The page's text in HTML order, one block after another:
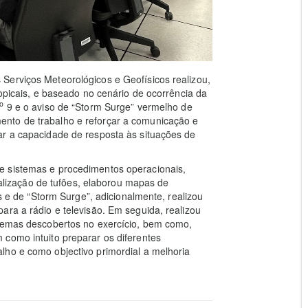
Meteorológicos e Geofísicos realizou,
e baseado no cenário de ocorrência da
o 9 e o aviso de “Storm Surge” vermelho de
de trabalho e reforçar a comunicação e
a capacidade de resposta às situações de
sistemas e procedimentos operacionais,
de tufões, elaborou mapas de
de “Storm Surge”, adicionalmente, realizou
a rádio e televisão. Em seguida, realizou
descobertos no exercício, bem como,
como intuito preparar os diferentes
e como objectivo primordial a melhoria